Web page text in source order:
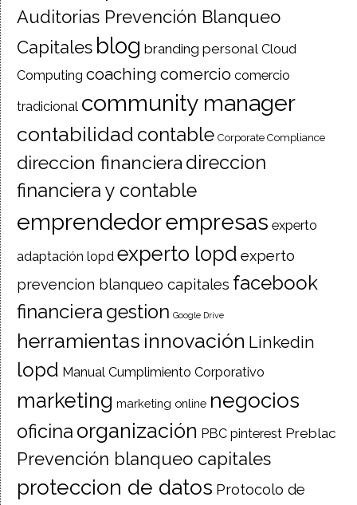
Auditorias Prevención Blanqueo
Capitales blog branding personal Cloud
Computing coaching comercio comercio
tradicional community manager
contabilidad contable Corporate Compliance
direccion financiera direccion
financiera y contable
emprendedorempresas experto
adaptación lopd experto lopd experto
prevencion blanqueo capitales facebook
financiera gestion Google Drive
herramientas innovación Linkedin
lopd Manual Cumplimiento Corporativo
marketing marketing online negocios
oficina organización PBC pinterest Preblac
Prevención blanqueo capitales
proteccion de datos Protocolo de